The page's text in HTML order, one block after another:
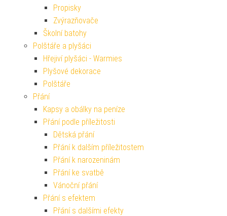
Propisky
Zvýrazňovače
Školní batohy
Polštáře a plyšáci
Hřejiví plyšáci - Warmies
Plyšové dekorace
Polštáře
Přání
Kapsy a obálky na peníze
Přání podle příležitosti
Dětská přání
Přání k dalším příležitostem
Přání k narozeninám
Přání ke svatbě
Vánoční přání
Přání s efektem
Přání s dalšími efekty